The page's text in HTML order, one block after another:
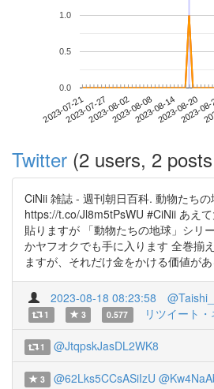
2023-07-212023-07-272023-08-022023-08-082023-08-142023-08-20
2023-
0.0
0.5
1.0
Twitter (2 users, 2
CiNii 雑誌 - 週刊朝日百科. 動物たちの
https://t.co/Jl8m5tPsWU #CiNii あえ
貼りますが 「動物たちの地球」シリ
かヤフオクでも手に入ります 全巻揃
ますが、それだけ金をかける価値が
2023-08-18 08:23:58
1 3 0.577 リツイート
1 @JtqpskJasDL2WK8
3 @62Lks5CCsASiIzU